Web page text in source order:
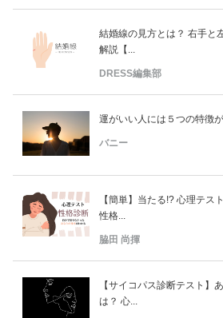
結婚線の見方とは？ 右手と
解説【...
DRESS編集部
運がいい人には５つの特徴
バニー
【簡単】当たる!? 心理テス
性格...
脇田 尚揮
【サイコパス診断テスト】
は？ 心...